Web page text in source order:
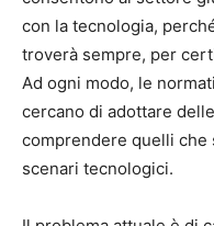
con la tecnologia,
troverà sempre, per
Ad ogni modo, le
cercano di adottare
comprendere quelli che
scenari tecnologici.